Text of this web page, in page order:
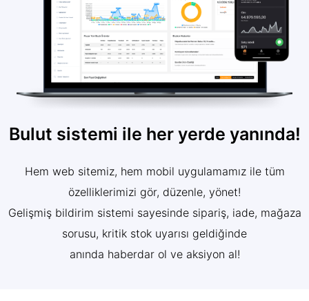
Bulut sistemi ile her yerde yanında!
Hem web sitemiz, hem mobil uygulamamız ile tüm
özelliklerimizi gör, düzenle, yönet!
Gelişmiş bildirim sistemi sayesinde sipariş, iade, mağaza
sorusu, kritik stok uyarısı geldiğinde
anında haberdar ol ve aksiyon al!